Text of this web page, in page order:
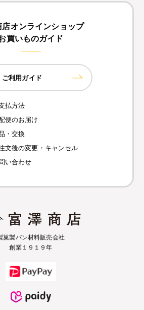
オンラインショップ
買いものガイド
ご利用ガイド
払方法
便のお届け
・交換
文後の変更・キャンセル
い合わせ
菓製パン材料販売会社
創業１９１９年